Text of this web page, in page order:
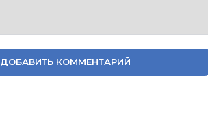
ДОБАВИТЬ КОММЕНТАРИЙ